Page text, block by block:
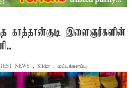
காத்தான்குடி இளைஞர்களின்
NEWS , Slider , மட்டக்களப்பு